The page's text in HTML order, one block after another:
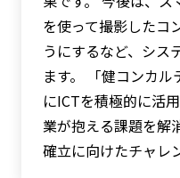
を使って撮影したコ
うにするなど、シス
ます。 「健コンカ
にICTを積極的に活
業が抱える課題を解
確立に向けたチャレ